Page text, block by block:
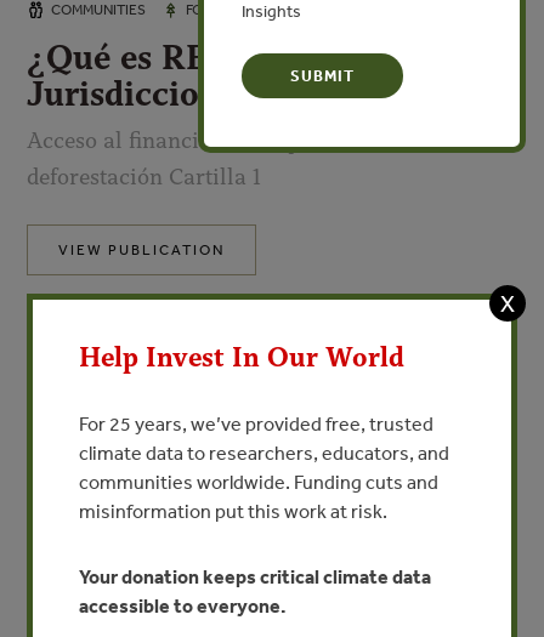
COMMUNITIES
FORESTS INVESTMENTS
¿Qué es REDD+
Jurisdiccional?
Acceso al financiamiento para reducir la
deforestación Cartilla 1
VIEW PUBLICATION
Los proyectos REDD+, según el concepto adoptado por la
Convención del Clima de la Organización de las Naciones
Unidas (ONU), se refieren a un mecanismo que permite
por sus logros al evitar las emisiones de gases de efecto
invernadero asociadas a la deforestación y degradación
forestal.
quienes previenen la deforestación o conservan el
bosque como son los propietarios de tierra,
Insights
X
Help Invest In Our World
For 25 years, we’ve provided free, trusted
climate data to researchers, educators, and
communities worldwide. Funding cuts and
misinformation put this work at risk.
Your donation keeps critical climate data
accessible to everyone.